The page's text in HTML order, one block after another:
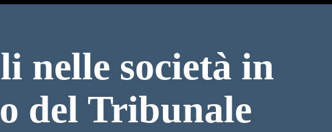
nelle società in
del Tribunale